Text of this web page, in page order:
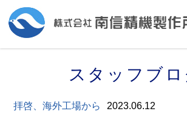
スタッフブロ
拝啓、海外工場から 2023.06.12